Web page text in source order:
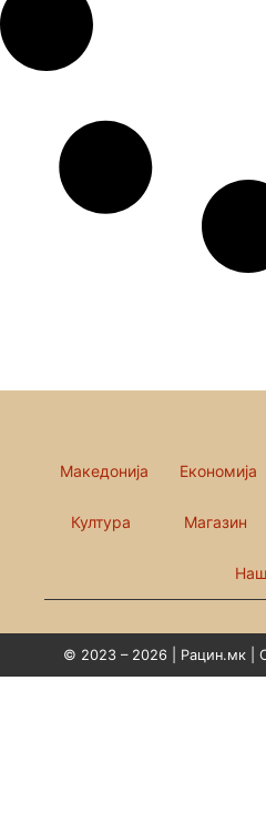
Македонија Економија
Култура Магазин
© 2023 – 2026 | Рацин.мк |